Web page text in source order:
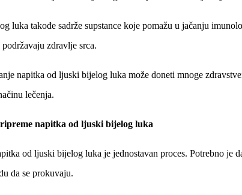
luka takođe sadrže supstance koje pomažu u jačanju
zdravlje srca.
napitka od ljuski bijelog luka može doneti mnoge
lečenja.
napitka od ljuski bijelog luka
od ljuski bijelog luka je jednostavan proces. Potrebno je
da se prokuvaju.